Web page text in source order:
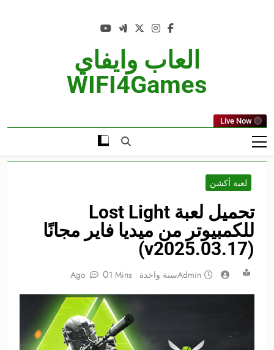
العاب وايفاي
WIFI4Games
Live Now
لعبة أكشن
تحميل لعبة Lost Light
للكمبيوتر من ميديا فاير مجانًا
(v2025.03.17)
Adminسنة واحدة Ago 01 Mins